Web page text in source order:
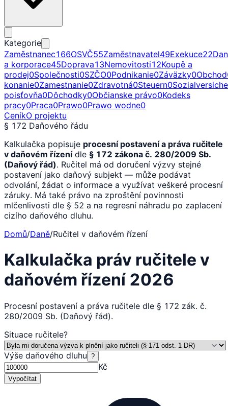
Kategorie
Zaměstnanec166OSVČ55Zaměstnavatel49Exekuce22
a korporace45Doprava13Nemovitosti12Koupě a
prodej0Společnosti0SZČO0Podnikanie0Záväzky0Obchod
konanie0Zamestnanie0Zdravotná0Steuern0
poisťovňa0Dôchodky0Občianske právo0Kodeks
pracy0Praca0Prawo0Prawo wodne0
CeníkO projektu
§ 172 Daňového řádu
Kalkulačka popisuje procesní postavení a práva ručitele
v daňovém řízení dle § 172 zákona č. 280/2009 Sb.
(Daňový řád). Ručitel má od doručení výzvy stejné
postavení jako daňový subjekt — může podávat
odvolání, žádat o informace a využívat veškeré procesní
záruky. Má také právo na zproštění povinnosti
mlčenlivosti dle § 52 a na regresní náhradu po zaplacení
cizího daňového dluhu.
Domů/Daně/Ručitel v daňovém řízení
Kalkulačka práv ručitele v
daňovém řízení 2026
Procesní postavení a práva ručitele dle § 172 zák. č.
280/2009 Sb. (Daňový řád).
Situace ručitele?
Výše daňového dluhu ?
Kč
Vypočítat